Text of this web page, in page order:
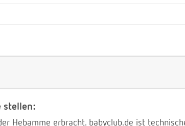
stellen:
Hebamme erbracht. babyclub.de ist